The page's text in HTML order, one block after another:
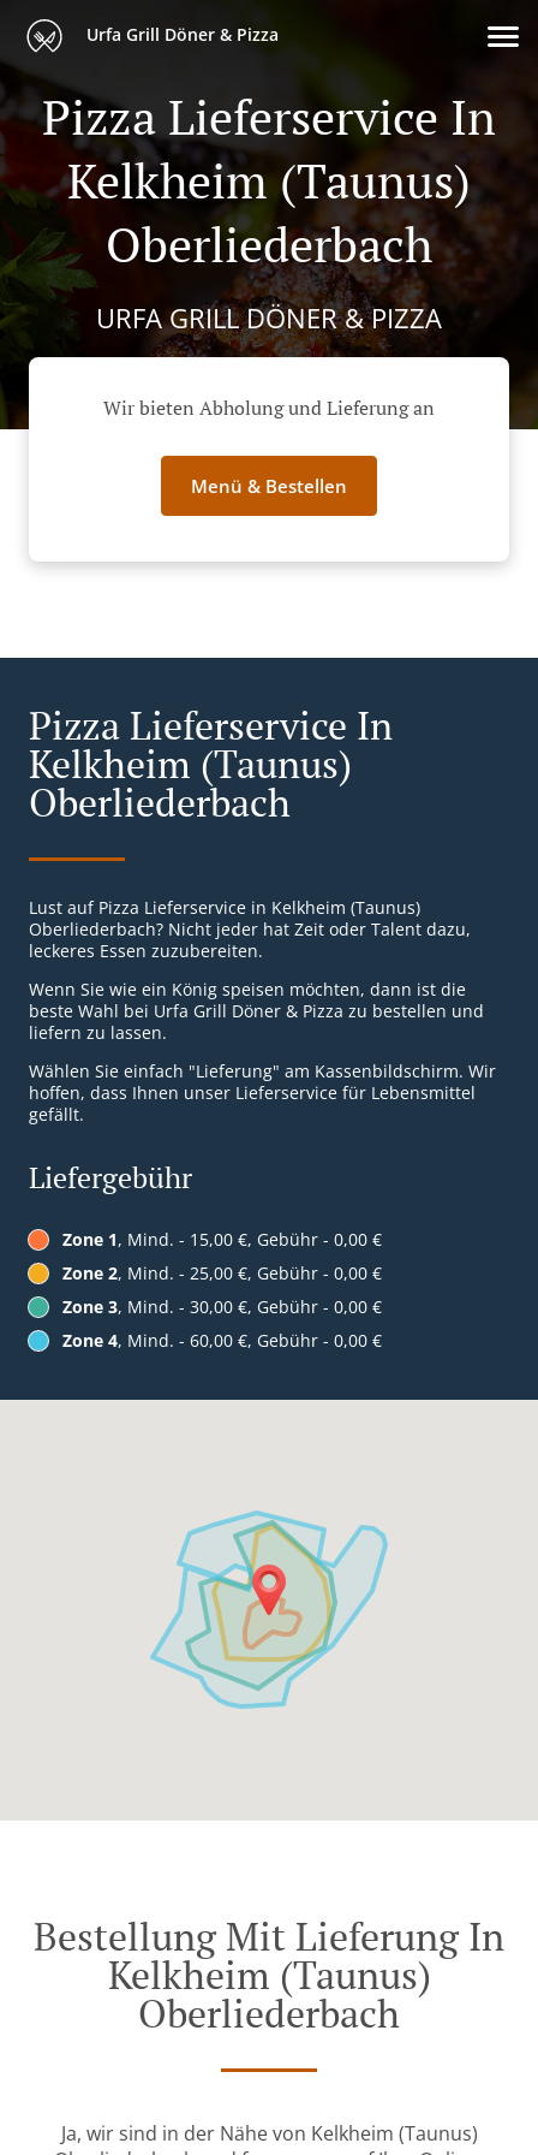
Urfa Grill Döner & Pizza
Pizza Lieferservice In
Kelkheim (Taunus)
Oberliederbach
URFA GRILL DÖNER & PIZZA
Wir bieten Abholung und Lieferung an
Menü & Bestellen
Pizza Lieferservice In
Kelkheim (Taunus)
Oberliederbach
Lust auf Pizza Lieferservice in Kelkheim (Taunus)
Oberliederbach? Nicht jeder hat Zeit oder Talent dazu,
leckeres Essen zuzubereiten.
Wenn Sie wie ein König speisen möchten, dann ist die
beste Wahl bei Urfa Grill Döner & Pizza zu bestellen und
liefern zu lassen.
Wählen Sie einfach "Lieferung" am Kassenbildschirm. Wir
hoffen, dass Ihnen unser Lieferservice für Lebensmittel
gefällt.
Liefergebühr
Zone 1, Mind. - 15,00 €, Gebühr - 0,00 €
Zone 2, Mind. - 25,00 €, Gebühr - 0,00 €
Zone 3, Mind. - 30,00 €, Gebühr - 0,00 €
Zone 4, Mind. - 60,00 €, Gebühr - 0,00 €
Bestellung Mit Lieferung In
Kelkheim (Taunus)
Oberliederbach
Ja, wir sind in der Nähe von Kelkheim (Taunus)